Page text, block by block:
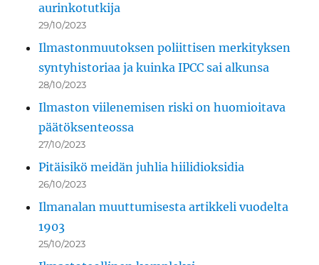
aurinkotutkija
29/10/2023
Ilmastonmuutoksen poliittisen merkityksen
syntyhistoriaa ja kuinka IPCC sai alkunsa
28/10/2023
Ilmaston viilenemisen riski on huomioitava
päätöksenteossa
27/10/2023
Pitäisikö meidän juhlia hiilidioksidia
26/10/2023
Ilmanalan muuttumisesta artikkeli vuodelta
1903
25/10/2023